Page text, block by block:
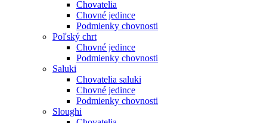
Chovatelia
Chovné jedince
Podmienky chovnosti
Poľský chrt
Chovné jedince
Podmienky chovnosti
Saluki
Chovatelia saluki
Chovné jedince
Podmienky chovnosti
Sloughi